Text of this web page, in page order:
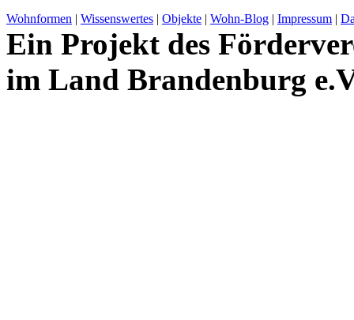
Wohnformen | Wissenswertes | Objekte | Wohn-Blog | Impressum |
Ein Projekt des
im Land Brandenburg